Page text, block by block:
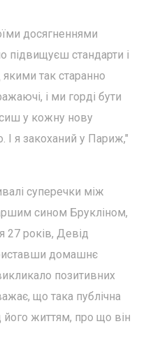
досягненнями
підвищуєш стандарти і
так старанно
і ми горді бути
у кожну нову
я закоханий у Париж,"
суперечки між
сином Брукліном,
років, Девід
домашнє
позитивних
що така публічна
життям, про що він